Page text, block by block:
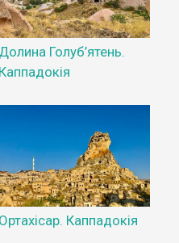
Долина Голуб’ятень.
Каппадокія
Ортахісар. Каппадокія